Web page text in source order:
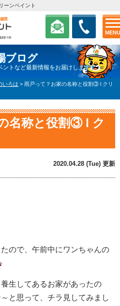
MENU
ーンペイント
ブログ
ントなど最新情報をお届けします！
いろは > 雨戸って？お家の名称と役割③ l クリ
名称と役割③ l ク
2020.04.28 (Tue) 更新
ので、午前中にワンちゃんの
生してあるお家があったの
と思って、チラ見してみまし